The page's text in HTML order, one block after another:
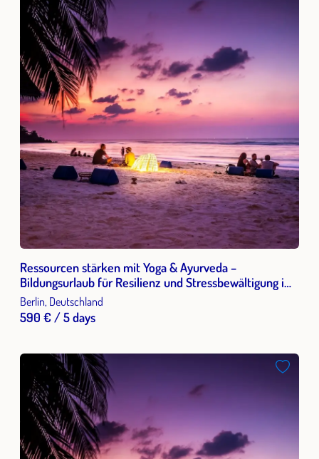
Ressourcen stärken mit Yoga & Ayurveda –
Bildungsurlaub für Resilienz und Stressbewältigung im
Berufsalltag
Berlin, Deutschland
590 € / 5 days